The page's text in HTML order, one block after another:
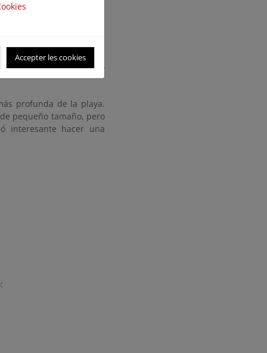
verano y otoño.
01/2016, 04/04/2016 y
profunda de la playa.
pequeño tamaño, pero
interesante hacer una
Accepter les cookies